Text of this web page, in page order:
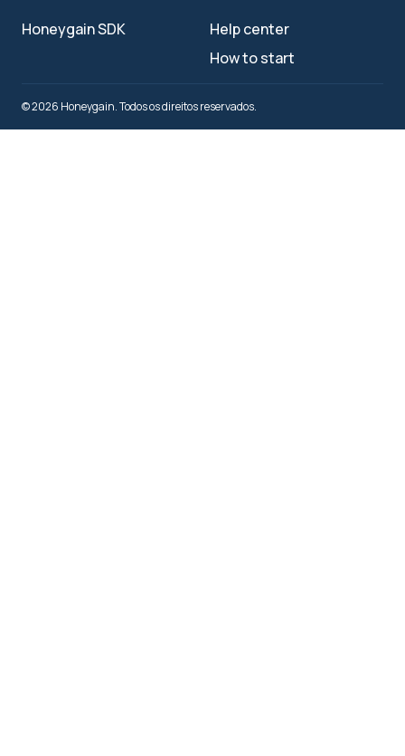
Honeygain SDK
Help center
How to start
© 2026 Honeygain. Todos os direitos reservados.